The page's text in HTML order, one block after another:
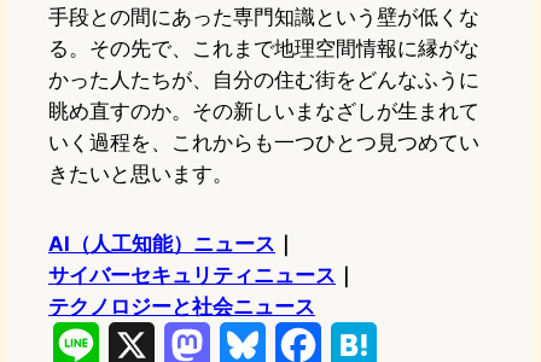
手段との間にあった専門知識という壁が低くな
る。その先で、これまで地理空間情報に縁がな
かった人たちが、自分の住む街をどんなふうに
眺め直すのか。その新しいまなざしが生まれて
いく過程を、これからも一つひとつ見つめてい
きたいと思います。
AI（人工知能）ニュース
サイバーセキュリティニュース
テクノロジーと社会ニュース